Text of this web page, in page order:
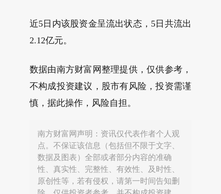
近5日内该股资金呈流出状态，5日共流出
2.12亿元。
数据由南方财富网整理提供，仅供参考，
不构成投资建议，股市有风险，投资需谨
慎，据此操作，风险自担。
南方财富网声明：资讯仅代表作者个人观
点。不保证该信息（包括但不限于文字、
数据及图表）全部或者部分内容的准确
性、真实性、完整性、有效性、及时性、
原创性等，若有侵权，请第一时间告知删